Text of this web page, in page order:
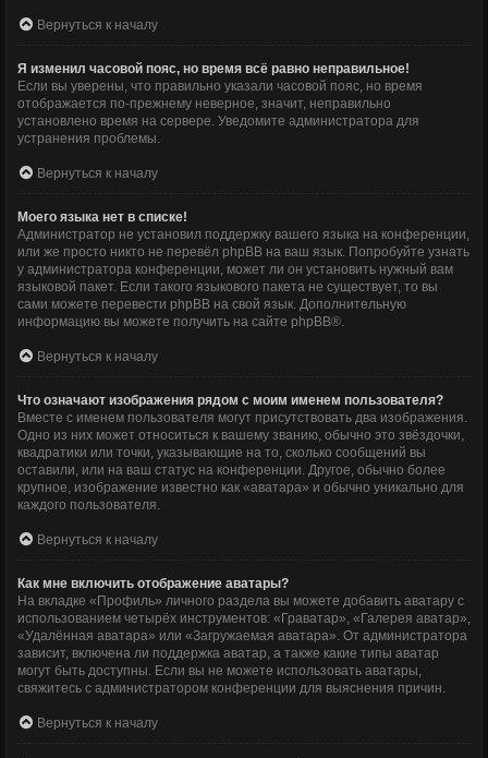
Вернуться к началу
Я изменил часовой пояс, но время всё равно неправильное!
Если вы уверены, что правильно указали часовой пояс, но время
отображается по-прежнему неверное, значит, неправильно
установлено время на сервере. Уведомите администратора для
устранения проблемы.
Вернуться к началу
Моего языка нет в списке!
Администратор не установил поддержку вашего языка на конференции,
или же просто никто не перевёл phpBB на ваш язык. Попробуйте узнать
у администратора конференции, может ли он установить нужный вам
языковой пакет. Если такого языкового пакета не существует, то вы
сами можете перевести phpBB на свой язык. Дополнительную
информацию вы можете получить на сайте phpBB®.
Вернуться к началу
Что означают изображения рядом с моим именем пользователя?
Вместе с именем пользователя могут присутствовать два изображения.
Одно из них может относиться к вашему званию, обычно это звёздочки,
квадратики или точки, указывающие на то, сколько сообщений вы
оставили, или на ваш статус на конференции. Другое, обычно более
крупное, изображение известно как «аватара» и обычно уникально для
каждого пользователя.
Вернуться к началу
Как мне включить отображение аватары?
На вкладке «Профиль» личного раздела вы можете добавить аватару с
использованием четырёх инструментов: «Граватар», «Галерея аватар»,
«Удалённая аватара» или «Загружаемая аватара». От администратора
зависит, включена ли поддержка аватар, а также какие типы аватар
могут быть доступны. Если вы не можете использовать аватары,
свяжитесь с администратором конференции для выяснения причин.
Вернуться к началу